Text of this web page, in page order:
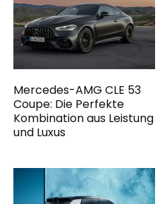
Mercedes-AMG CLE 53
Coupe: Die Perfekte
Kombination aus Leistung
und Luxus